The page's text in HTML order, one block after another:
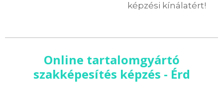
képzési kínálatért!
Online tartalomgyártó
szakképesítés képzés - Érd